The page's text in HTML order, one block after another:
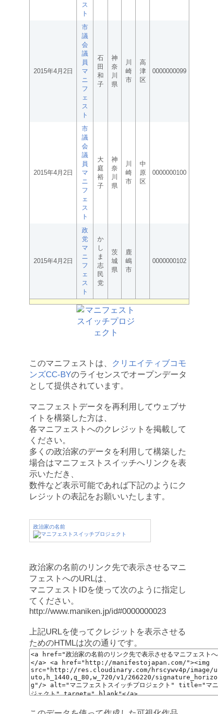
ス
ト
2015年4月2日
市
議
会
議
員
マ
ニ
フ
ェ
ス
ト
石
田
和
子
神
奈
川
県
川
崎
市
高
津
区
0000000099
2015年4月2日
市
議
会
議
員
マ
ニ
フ
ェ
ス
ト
大
庭
裕
子
神
奈
川
県
川
崎
市
中
原
区
0000000100
2015年4月2日
政
党
マ
ニ
フ
ェ
ス
ト
か
し
ま
志
民
党
茨
城
県
鹿
嶋
市
0000000102
このマニフェストは、
クリエイティブコモ
ンズCC-BYのライセンスでオープンデータ
として提供されています。
マニフェストデータを再利用してウェブサ
イトを構築した方は、
各マニフェストへのクレジットを掲載して
ください。
多くの政治家のデータを利用して構築した
場合はマニフェストスイッチへリンクを表
示いただき、
数件など表示可能であれば下記のようにク
レジットの表記をお願いいたします。
政治家の名前
政治家の名前のリンク先で表示させるマニ
フェストへのURLは、
マニフェストIDを使って次のように指定し
てください。
http://www.maniken.jp/id#0000000023
上記URLを使ってクレジットを表示させる
ためのHTMLは次の通りです。